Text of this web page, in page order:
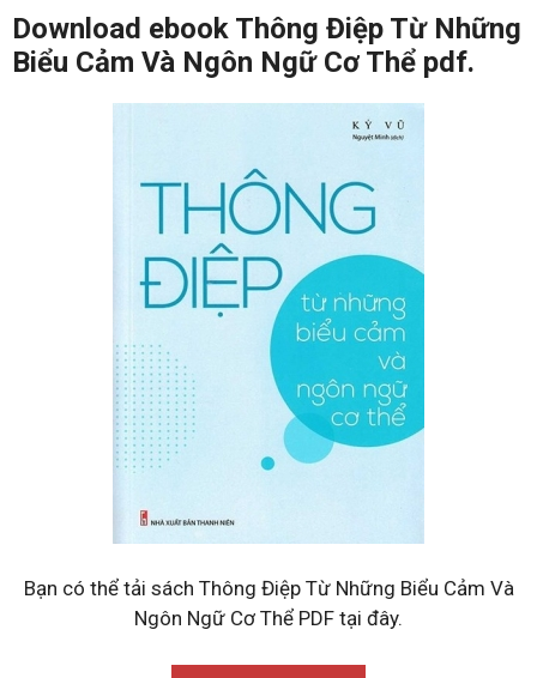
Download ebook Thông Điệp Từ Những
Biểu Cảm Và Ngôn Ngữ Cơ Thể pdf.
Bạn có thể tải sách Thông Điệp Từ Những Biểu Cảm Và
Ngôn Ngữ Cơ Thể PDF tại đây.